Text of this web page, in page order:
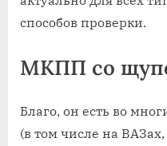
способов проверки.
МКПП со
Благо, он есть во
(в том числе на